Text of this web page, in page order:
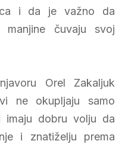
i da je važno da
manjine čuvaju svoj
Orel Zakaljuk
ne okupljaju samo
imaju dobru volju da
i znatiželju prema